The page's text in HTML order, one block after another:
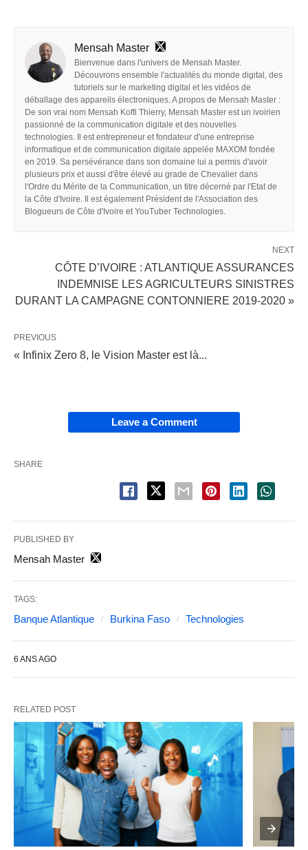
Mensah Master
Bienvenue dans l'univers de Mensah Master.
Découvrons ensemble l'actualités du monde digital, des
tutoriels sur le marketing digital et les vidéos de
déballage des appareils électroniques. A propos de Mensah Master :
De son vrai nom Mensah Koffi Thierry, Mensah Master est un ivoirien
passionné de la communication digitale et des nouvelles
technologies. Il est entrepreneur et fondateur d'une entreprise
informatique et de communication digitale appelée MAXOM fondée
en 2019. Sa persévérance dans son domaine lui a permis d'avoir
plusieurs prix et aussi d'être élevé au grade de Chevalier dans
l'Ordre du Mérite de la Communication, un titre décerné par l'Etat de
la Côte d'Ivoire. Il est également Président de l'Association des
Blogueurs de Côte d'Ivoire et YouTuber Technologies.
NEXT
CÔTE D’IVOIRE : ATLANTIQUE ASSURANCES
INDEMNISE LES AGRICULTEURS SINISTRES
DURANT LA CAMPAGNE CONTONNIERE 2019-2020 »
PREVIOUS
« Infinix Zero 8, le Vision Master est là...
Leave a Comment
SHARE
PUBLISHED BY
Mensah Master
TAGS:
Banque Atlantique Burkina Faso Technologies
6 ANS AGO
RELATED POST